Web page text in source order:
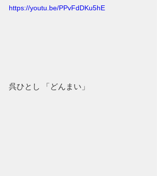
https://youtu.be/PPvFdDKu5hE
呉ひとし 「どんまい」